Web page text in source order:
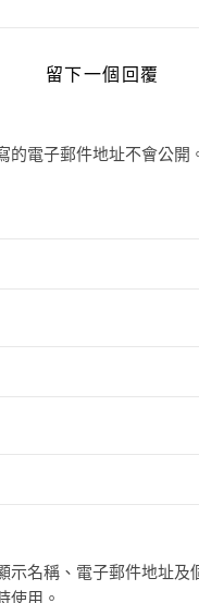
留下一個回覆
的電子郵件地址不會公開
示名稱、電子郵件地址及
使用。